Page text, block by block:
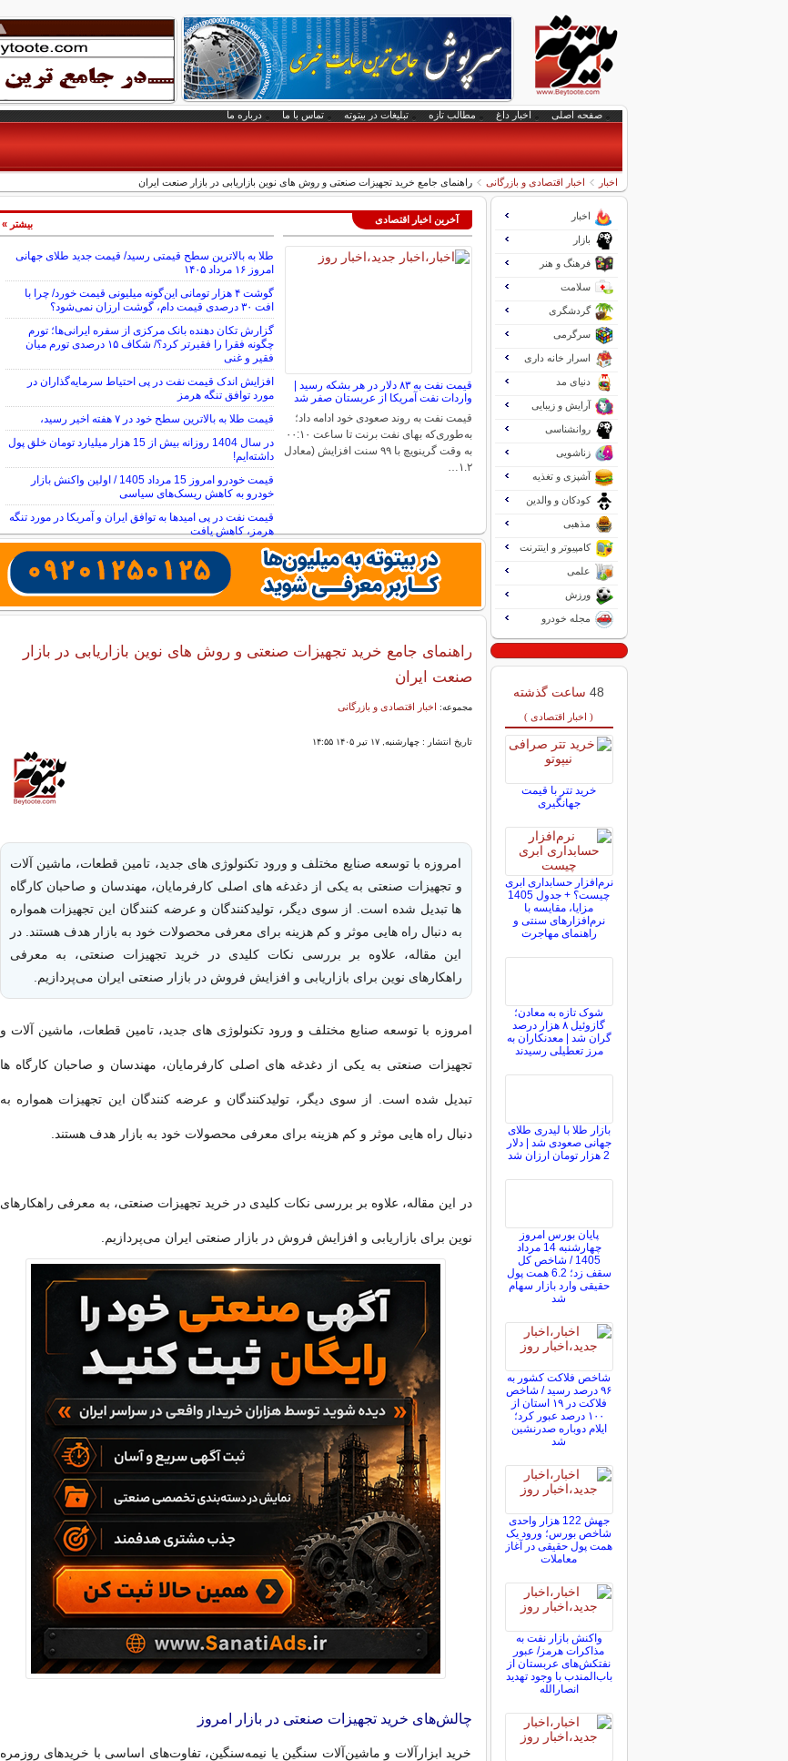
صفحه اصلی اخبار داغ مطالب تازه تبلیغات در بیتوته تماس با ما درباره ما
اخبار اخبار اقتصادی و بازرگانی راهنمای جامع خرید تجهیزات صنعتی و روش‌ های نوین بازاریابی در بازار صنعت ایران
آخرین اخبار اقتصادی
قیمت نفت به ۸۳ دلار در هر بشکه رسید |
واردات نفت آمریکا از عربستان صفر شد
قیمت نفت به روند صعودی خود ادامه داد؛
به‌طوری‌که بهای نفت برنت تا ساعت ۰۰:۱۰
به وقت گرینویچ با ۹۹ سنت افزایش (معادل
۱.۲…
طلا به بالاترین سطح قیمتی رسید/ قیمت جدید طلای جهانی
امروز ۱۶ مرداد ۱۴۰۵
گوشت ۴ هزار تومانی این‌گونه میلیونی قیمت خورد/ چرا با
افت ۳۰ درصدی قیمت دام، گوشت ارزان نمی‌شود؟
گزارش تکان‌ دهنده بانک مرکزی از سفره ایرانی‌ها؛ تورم
چگونه فقرا را فقیرتر کرد؟/ شکاف ۱۵ درصدی تورم میان
فقیر و غنی
افزایش اندک قیمت نفت در پی احتیاط سرمایه‌گذاران در
مورد توافق تنگه هرمز
قیمت طلا به بالاترین سطح خود در ۷ هفته اخیر رسید،
در سال 1404 روزانه بیش از 15 هزار میلیارد تومان خلق پول
داشته‌ایم!
قیمت خودرو امروز 15 مرداد 1405 / اولین واکنش بازار
خودرو به کاهش ریسک‌های سیاسی
قیمت نفت در پی امیدها به توافق ایران و آمریکا در مورد تنگه
هرمز، کاهش یافت
نحوه محاسبه قیمت نقره دست دوم
بیشتر »
راهنمای جامع خرید تجهیزات صنعتی و روش‌ های نوین بازاریابی در بازار
صنعت ایران
مجموعه: اخبار اقتصادی و بازرگانی
تاریخ انتشار : چهارشنبه, ۱۷ تیر ۱۴۰۵ ۱۴:۵۵
امروزه با توسعه صنایع مختلف و ورود تکنولوژی‌ های جدید، تامین قطعات، ماشین‌ آلات
و تجهیزات صنعتی به یکی از دغدغه‌ های اصلی کارفرمایان، مهندسان و صاحبان کارگاه‌
ها تبدیل شده است. از سوی دیگر، تولیدکنندگان و عرضه‌ کنندگان این تجهیزات همواره
به دنبال راه‌ هایی موثر و کم‌ هزینه برای معرفی محصولات خود به بازار هدف هستند. در
این مقاله، علاوه بر بررسی نکات کلیدی در خرید تجهیزات صنعتی، به معرفی
راهکارهای نوین برای بازاریابی و افزایش فروش در بازار صنعتی ایران می‌پردازیم.
امروزه با توسعه صنایع مختلف و ورود تکنولوژی‌ های جدید، تامین قطعات، ماشین‌ آلات و
تجهیزات صنعتی به یکی از دغدغه‌ های اصلی کارفرمایان، مهندسان و صاحبان کارگاه‌ ها
تبدیل شده است. از سوی دیگر، تولیدکنندگان و عرضه‌ کنندگان این تجهیزات همواره به
دنبال راه‌ هایی موثر و کم‌ هزینه برای معرفی محصولات خود به بازار هدف هستند.
در این مقاله، علاوه بر بررسی نکات کلیدی در خرید تجهیزات صنعتی، به معرفی راهکارهای
نوین برای بازاریابی و افزایش فروش در بازار صنعتی ایران می‌پردازیم.
چالش‌های خرید تجهیزات صنعتی در بازار امروز
خرید ابزارآلات و ماشین‌آلات سنگین یا نیمه‌سنگین، تفاوت‌های اساسی با خریدهای روزمره
اخبار
بازار
فرهنگ و هنر
سلامت
گردشگری
سرگرمی
اسرار خانه داری
دنیای مد
آرایش و زیبایی
روانشناسی
زناشویی
آشپزی و تغذیه
کودکان و والدین
مذهبی
کامپیوتر و اینترنت
علمی
ورزش
مجله خودرو
48 ساعت گذشته
( اخبار اقتصادی )
خرید تتر با قیمت
جهانگیری
نرم‌افزار حسابداری ابری
چیست؟ + جدول 1405
مزایا، مقایسه با
نرم‌افزارهای سنتی و
راهنمای مهاجرت
شوک تازه به معادن؛
گازوئیل ۸ هزار درصد
گران شد | معدنکاران به
مرز تعطیلی رسیدند
بازار طلا با لیدری طلای
جهانی صعودی شد | دلار
2 هزار تومان ارزان شد
پایان بورس امروز
چهارشنبه 14 مرداد
1405 / شاخص کل
سقف زد؛ 6.2 همت پول
حقیقی وارد بازار سهام
شد
شاخص فلاکت کشور به
۹۶ درصد رسید / شاخص
فلاکت در ۱۹ استان از
۱۰۰ درصد عبور کرد؛
ایلام دوباره صدرنشین
شد
جهش 122 هزار واحدی
شاخص بورس؛ ورود یک
همت پول حقیقی در آغاز
معاملات
واکنش بازار نفت به
مذاکرات هرمز/ عبور
نفتکش‌های عربستان از
باب‌المندب با وجود تهدید
انصارالله